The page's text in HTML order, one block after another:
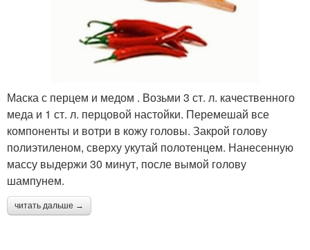
Маска с перцем и медом . Возьми 3 ст. л. качественного
меда и 1 ст. л. перцовой настойки. Перемешай все
компоненты и вотри в кожу головы. Закрой голову
полиэтиленом, сверху укутай полотенцем. Нанесенную
массу выдержи 30 минут, после вымой голову
шампунем.
читать дальше →